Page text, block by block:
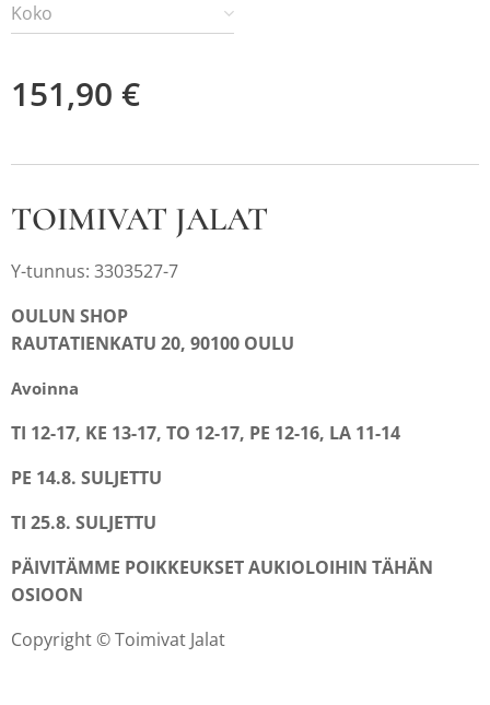
Koko
151,90 €
TOIMIVAT JALAT
Y-tunnus: 3303527-7
OULUN SHOP
RAUTATIENKATU 20, 90100 OULU
Avoinna
TI 12-17, KE 13-17, TO 12-17, PE 12-16, LA 11-14
PE 14.8. SULJETTU
TI 25.8. SULJETTU
PÄIVITÄMME POIKKEUKSET AUKIOLOIHIN TÄHÄN
OSIOON
Copyright © Toimivat Jalat